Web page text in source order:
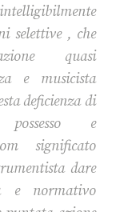
selettive , che
quasi
e musicista
deficienza di
possesso e
significato
dare
e normativo